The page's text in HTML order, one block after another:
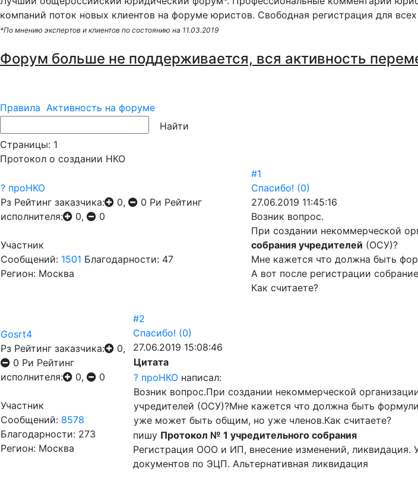
компаний поток новых клиентов на форуме юристов. Свободная регистрация для
*По мнению экспертов и клиентов по состоянию на 11.03.2019
Форум больше не поддерживается, вся активность
Правила Активность на форуме
Страницы: 1
Протокол о создании НКО
? проНКО
Рз Рейтинг заказчика: 0, 0 Ри Рейтинг
исполнителя:
0, 0
Участник
Сообщений: 1501 Благодарности: 47
Регион: Москва
#1
Спасибо! (0)
27.06.2019 11:45:16
Возник вопрос.
При создании некоммерческой
собрания учредителей (ОСУ)?
Мне кажется что должна быть
А вот после регистрации
Как считаете?
Gosrt4
Рз Рейтинг заказчика:
0,
0 Ри Рейтинг
исполнителя:
0, 0
Участник
Сообщений: 8578
Благодарности: 273
Регион: Москва
#2
Спасибо! (0)
27.06.2019 15:08:46
Цитата
? проНКО написал:
Возник вопрос.При создании некоммерческой
учредителей (ОСУ)?Мне кажется что должна быть
уже может быть общим, но уже членов.Как считаете?
пишу Протокол № 1 учредительного собрания
Регистрация ООО и ИП, внесение изменений,
документов по ЭЦП. Альтернативная ликвидация